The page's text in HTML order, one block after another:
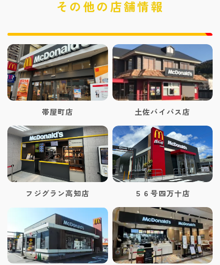
その他の店舗情報
帯屋町店 土佐バイパス店
フジグラン高知店 ５６号四万十店